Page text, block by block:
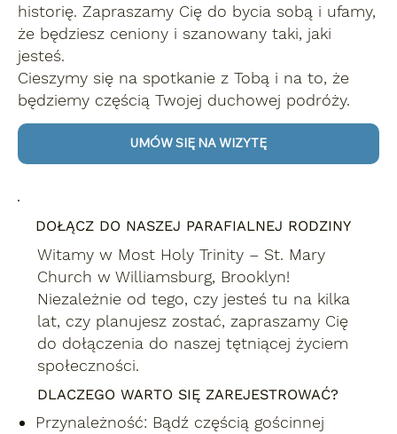
historię. Zapraszamy Cię do bycia sobą i ufamy,
że będziesz ceniony i szanowany taki, jaki
jesteś.
Cieszymy się na spotkanie z Tobą i na to, że
będziemy częścią Twojej duchowej podróży.
UMÓW SIĘ NA WIZYTĘ
DOŁĄCZ DO NASZEJ PARAFIALNEJ RODZINY
Witamy w Most Holy Trinity – St. Mary
Church w Williamsburg, Brooklyn!
Niezależnie od tego, czy jesteś tu na kilka
lat, czy planujesz zostać, zapraszamy Cię
do dołączenia do naszej tętniącej życiem
społeczności.
DLACZEGO WARTO SIĘ ZAREJESTROWAĆ?
Przynależność: Bądź częścią gościnnej